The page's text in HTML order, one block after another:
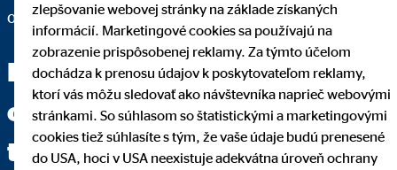
okresný riaditeľ pre OVB Allfinanz Slovensko a.s.
Keď dokážete jasne položiť
otázku, máte za sebou dve
tretiny cesty k odpovedi.
zlepšovanie webovej stránky na základe získaných
informácií. Marketingové cookies sa používajú na
zobrazenie prispôsobenej reklamy. Za týmto účelom
dochádza k prenosu údajov k poskytovateľom reklamy,
ktorí vás môžu sledovať ako návštevníka naprieč webovými
stránkami. So súhlasom so štatistickými a marketingovými
cookies tiež súhlasíte s tým, že vaše údaje budú prenesené
do USA, hoci v USA neexistuje adekvátna úroveň ochrany